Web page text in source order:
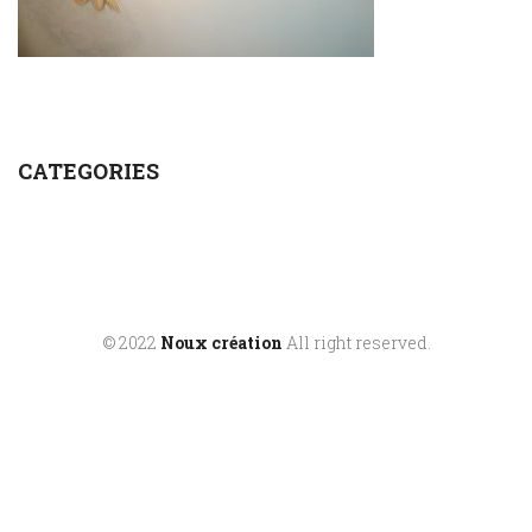
CATEGORIES
© 2022 Noux création All right reserved.